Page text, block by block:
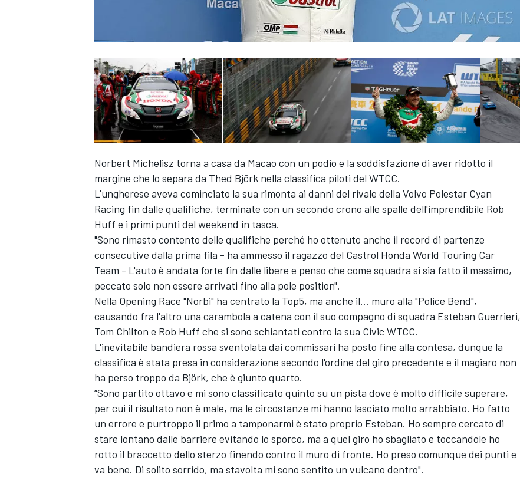
MONOPOSTO
Norbert Michelisz torna a casa da Macao con un podio e la soddisfazione di aver ridotto il
margine che lo separa da Thed Björk nella classifica piloti del WTCC.
L'ungherese aveva cominciato la sua rimonta ai danni del rivale della Volvo Polestar Cyan
Racing fin dalle qualifiche, terminate con un secondo crono alle spalle dell'imprendibile Rob
Huff e i primi punti del weekend in tasca.
"Sono rimasto contento delle qualifiche perché ho ottenuto anche il record di partenze
consecutive dalla prima fila - ha ammesso il ragazzo del Castrol Honda World Touring Car
Team - L'auto è andata forte fin dalle libere e penso che come squadra si sia fatto il massimo,
peccato solo non essere arrivati fino alla pole position".
Nella Opening Race "Norbi" ha centrato la Top5, ma anche il... muro alla "Police Bend",
causando fra l'altro una carambola a catena con il suo compagno di squadra Esteban Guerrieri,
Tom Chilton e Rob Huff che si sono schiantati contro la sua Civic WTCC.
L'inevitabile bandiera rossa sventolata dai commissari ha posto fine alla contesa, dunque la
classifica è stata presa in considerazione secondo l'ordine del giro precedente e il magiaro non
ha perso troppo da Björk, che è giunto quarto.
“Sono partito ottavo e mi sono classificato quinto su un pista dove è molto difficile superare,
per cui il risultato non è male, ma le circostanze mi hanno lasciato molto arrabbiato. Ho fatto
un errore e purtroppo il primo a tamponarmi è stato proprio Esteban. Ho sempre cercato di
stare lontano dalle barriere evitando lo sporco, ma a quel giro ho sbagliato e toccandole ho
rotto il braccetto dello sterzo finendo contro il muro di fronte. Ho preso comunque dei punti e
va bene. Di solito sorrido, ma stavolta mi sono sentito un vulcano dentro".